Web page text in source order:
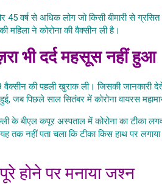
से अधिक लोग जो किसी बीमारी से ग्रसित
ने कोरोना की वैक्सीन ली है।
भी दर्द महसूस नहीं हुआ
वैक्सीन की पहली खुराक ली। जिसकी जानकारी
जब पिछले साल सितंबर में कोरोना वायरस
के बीएल कपूर अस्पताल में कोरोना का टीका
तक नहीं पता चला कि टीका किस हाथ पर लगाया
होने पर मनाया जश्न